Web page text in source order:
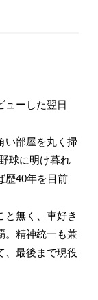
ューした翌日
い部屋を丸く掃
球に明け暮れ
歴40年を目前
と無く、車好き
。精神統一も兼
、最後まで現役